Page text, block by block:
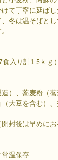
けて丁寧に延ば
冬は温そばと
入り計1.5ｋｇ）
）、蕎麦粉（
大豆を含む）、
封後は早めにお
常温保存